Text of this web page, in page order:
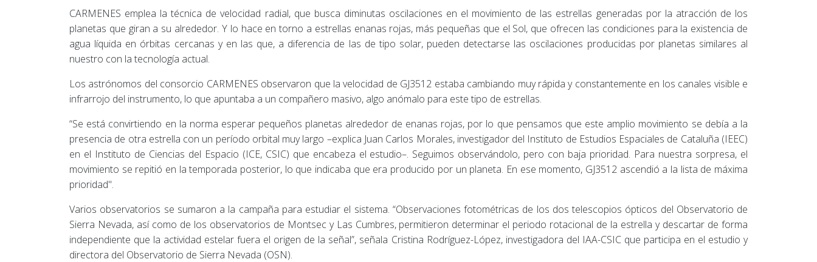
CARMENES emplea la técnica de velocidad radial, que busca diminutas oscilaciones en el movimiento de las estrellas generadas por la atracción de los
planetas que giran a su alrededor. Y lo hace en torno a estrellas enanas rojas, más pequeñas que el Sol, que ofrecen las condiciones para la existencia de
agua líquida en órbitas cercanas y en las que, a diferencia de las de tipo solar, pueden detectarse las oscilaciones producidas por planetas similares al
nuestro con la tecnología actual.
Los astrónomos del consorcio CARMENES observaron que la velocidad de GJ3512 estaba cambiando muy rápida y constantemente en los canales visible e
infrarrojo del instrumento, lo que apuntaba a un compañero masivo, algo anómalo para este tipo de estrellas.
“Se está convirtiendo en la norma esperar pequeños planetas alrededor de enanas rojas, por lo que pensamos que este amplio movimiento se debía a la
presencia de otra estrella con un período orbital muy largo –explica Juan Carlos Morales, investigador del Instituto de Estudios Espaciales de Cataluña (IEEC)
en el Instituto de Ciencias del Espacio (ICE, CSIC) que encabeza el estudio–. Seguimos observándolo, pero con baja prioridad. Para nuestra sorpresa, el
movimiento se repitió en la temporada posterior, lo que indicaba que era producido por un planeta. En ese momento, GJ3512 ascendió a la lista de máxima
prioridad".
Varios observatorios se sumaron a la campaña para estudiar el sistema. “Observaciones fotométricas de los dos telescopios ópticos del Observatorio de
Sierra Nevada, así como de los observatorios de Montsec y Las Cumbres, permitieron determinar el periodo rotacional de la estrella y descartar de forma
independiente que la actividad estelar fuera el origen de la señal”, señala Cristina Rodríguez-López, investigadora del IAA-CSIC que participa en el estudio y
directora del Observatorio de Sierra Nevada (OSN).